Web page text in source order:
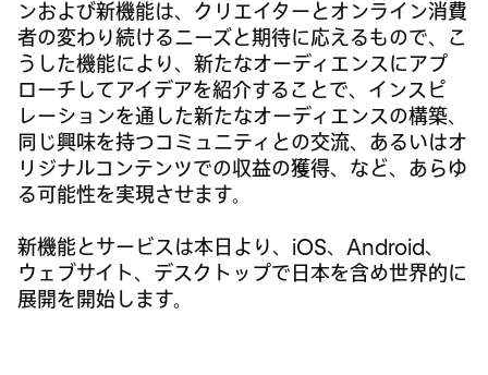
ンおよび新機能は、クリエイターとオンライン消費
者の変わり続けるニーズと期待に応えるもので、こ
うした機能により、新たなオーディエンスにアプ
ローチしてアイデアを紹介することで、インスピ
レーションを通した新たなオーディエンスの構築、
同じ興味を持つコミュニティとの交流、あるいはオ
リジナルコンテンツでの収益の獲得、など、あらゆ
る可能性を実現させます。
新機能とサービスは本日より、iOS、Android、
ウェブサイト、デスクトップで日本を含め世界的に
展開を開始します。